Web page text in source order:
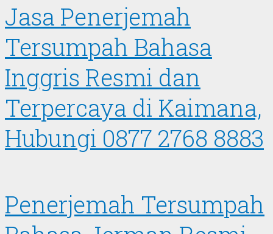
Jasa Penerjemah
Tersumpah Bahasa
Inggris Resmi dan
Terpercaya di Kaimana,
Hubungi 0877 2768 8883
Penerjemah Tersumpah